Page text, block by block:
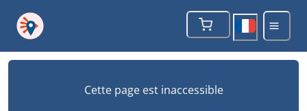
Cette page est inaccessible